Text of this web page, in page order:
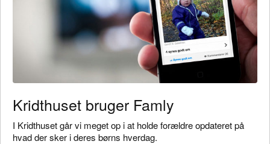
Kridthuset bruger Famly
I Kridthuset går vi meget op i at holde forældre opdateret på
hvad der sker i deres børns hverdag.